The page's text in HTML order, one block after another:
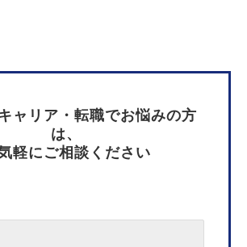
ャリア・転職でお悩みの方
は、
軽にご相談ください